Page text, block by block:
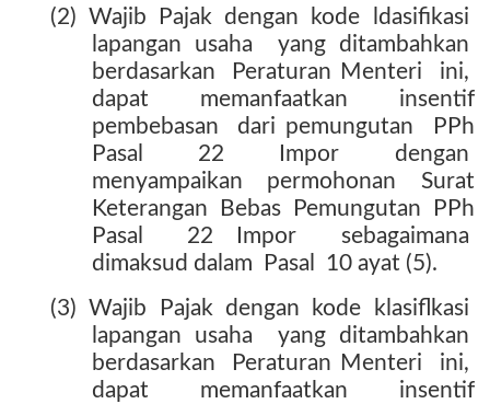
(2) Wajib Pajak dengan kode
ldasifikasi
lapangan usaha
yang ditambahkan
berdasarkan
Peraturan Menteri
ini,
dapat
memanfaatkan
insentif
pembebasan
dari pemungutan
PPh
Pasal 22 Impor dengan
menyampaikan
permohonan
Surat
Keterangan
Bebas Pemungutan
PPh
Pasal
22 Impor
sebagaimana
dimaksud dalam
Pasal
10 ayat (5).
(3) Wajib Pajak dengan kode
klasiflkasi
lapangan usaha
yang ditambahkan
berdasarkan
Peraturan Menteri
ini,
dapat
memanfaatkan
insentif